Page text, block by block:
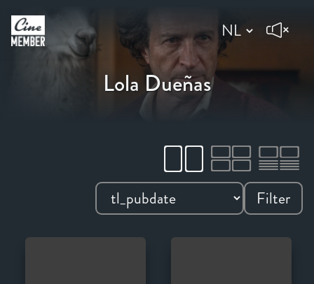
Lola Dueñas
Filter